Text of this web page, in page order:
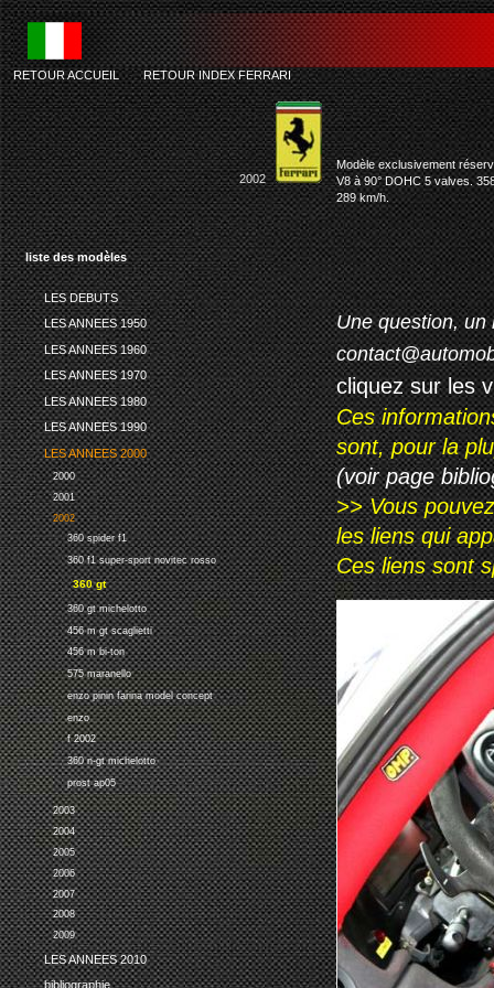
liste des modèles
LES DEBUTS
LES ANNEES 1950
LES ANNEES 1960
LES ANNEES 1970
LES ANNEES 1980
LES ANNEES 1990
LES ANNEES 2000
2000
2001
2002
360 spider f1
360 f1 super-sport novitec rosso
360 gt
360 gt michelotto
456 m gt scaglietti
456 m bi-ton
575 maranello
enzo pinin farina model concept
enzo
f 2002
360 n-gt michelotto
prost ap05
2003
2004
2005
2006
2007
2008
2009
LES ANNEES 2010
bibliographie
RETOUR ACCUEIL-RETOUR INDEX FERRARI
2002
Modèle exclusivement
V8 à 90° DOHC 5 valves.
289 km/h.
Une question,
cliquez sur les
Ces
sont, pour la
(voir page
>> Vous
les liens qui
Ces liens sont